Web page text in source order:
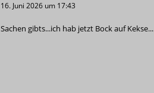
16. Juni 2026 um 17:43
Sachen gibts...ich hab jetzt Bock auf Kekse...